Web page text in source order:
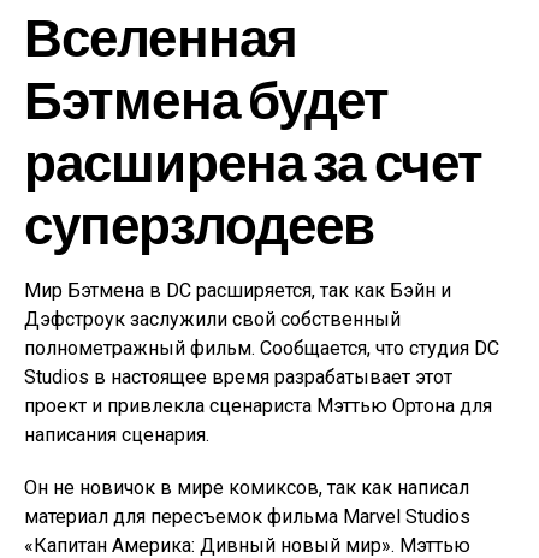
Вселенная
Бэтмена будет
расширена за счет
суперзлодеев
Мир Бэтмена в DC расширяется, так как Бэйн и
Дэфстроук заслужили свой собственный
полнометражный фильм. Сообщается, что студия DC
Studios в настоящее время разрабатывает этот
проект и привлекла сценариста Мэттью Ортона для
написания сценария.
Он не новичок в мире комиксов, так как написал
материал для пересъемок фильма Marvel Studios
«Капитан Америка: Дивный новый мир». Мэттью